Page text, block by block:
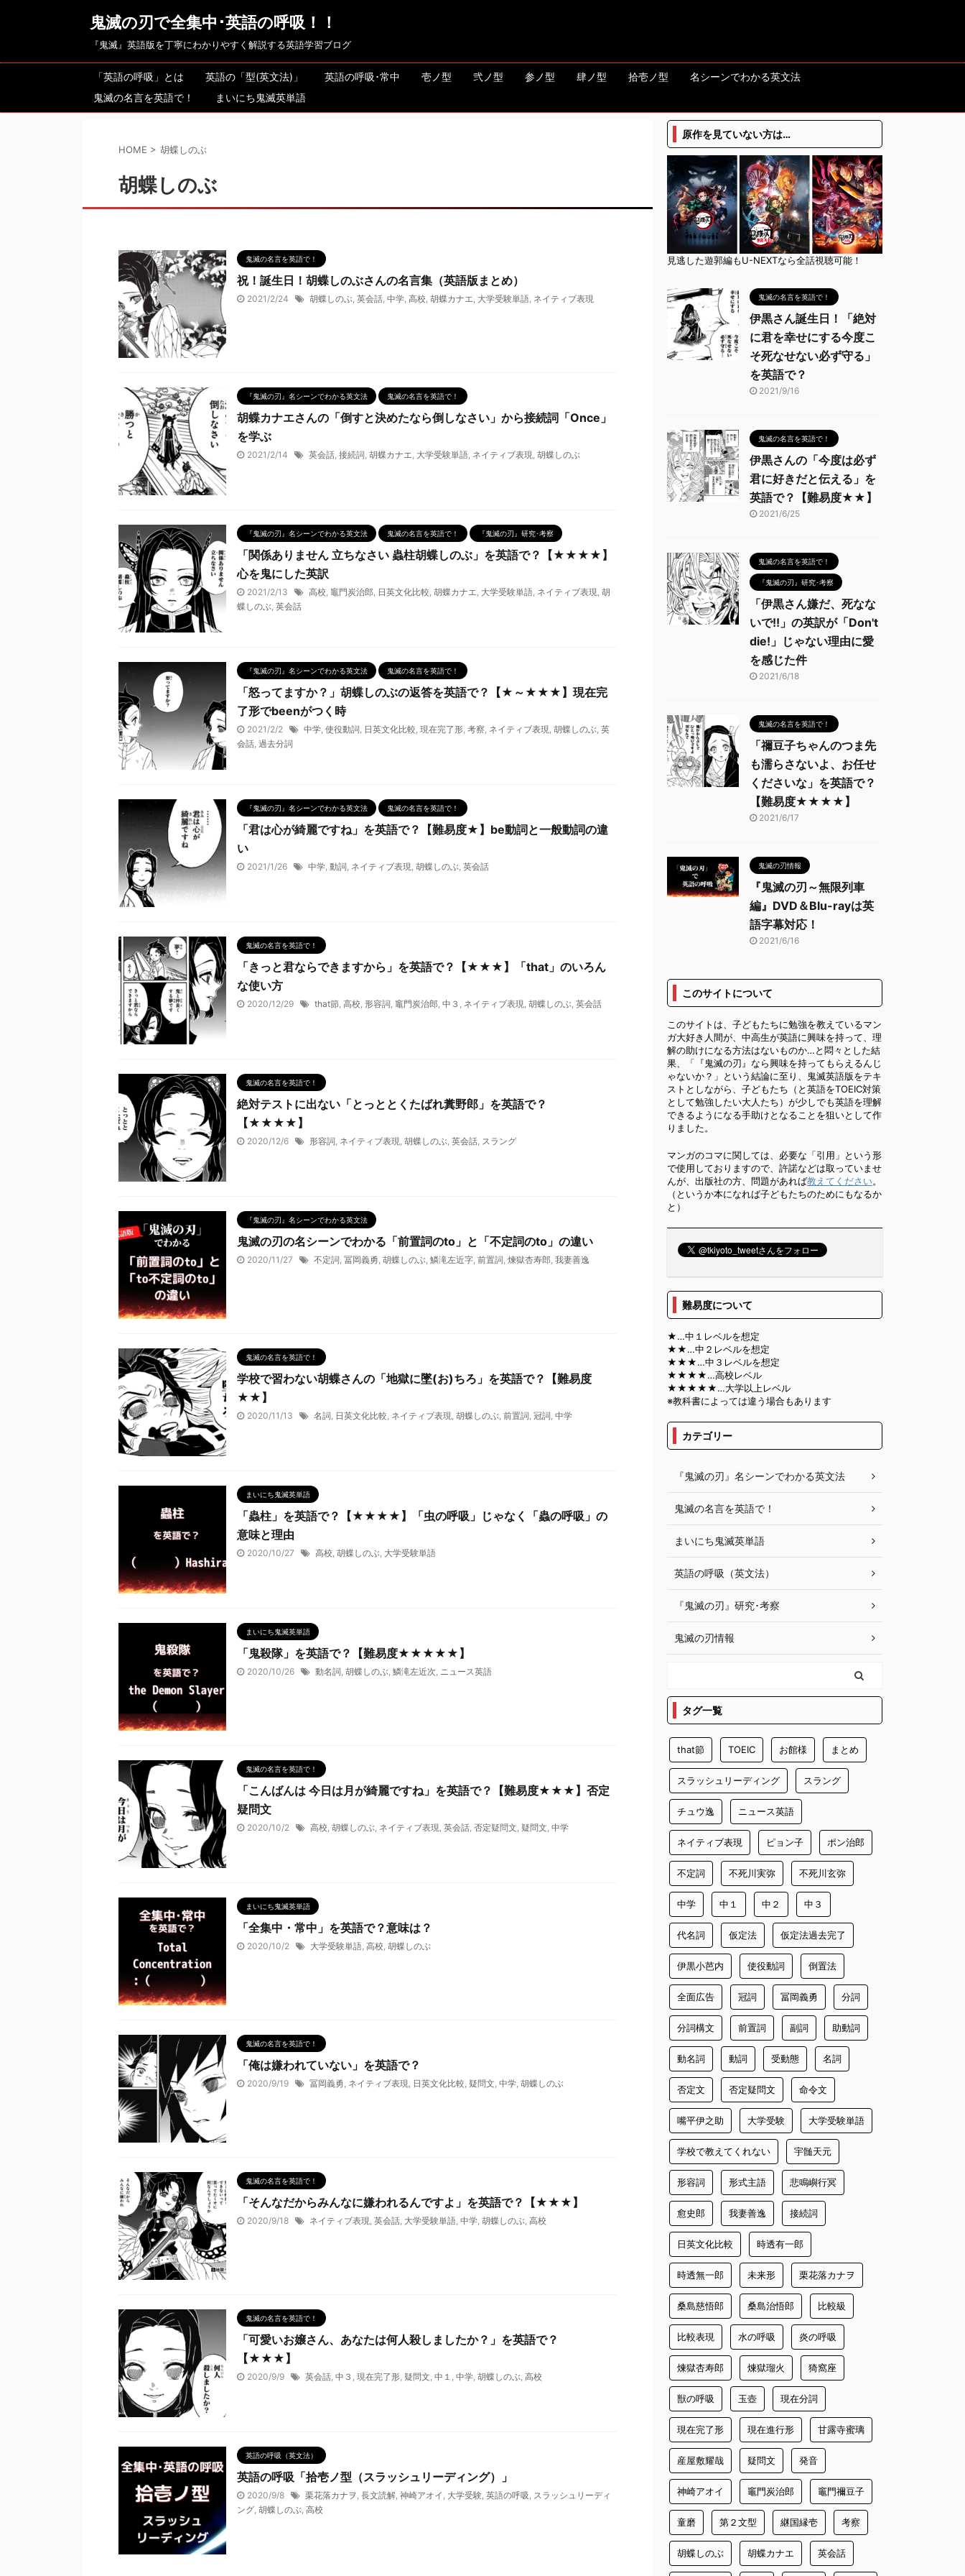
鬼滅の刃で全集中･英語の呼吸！！
『鬼滅』英語版を丁寧にわかりやすく解説する英語学習ブログ
「英語の呼吸」とは 英語の「型(英文法)」 英語の呼吸･常中 壱ノ型 弐ノ型 参ノ型 肆ノ型 拾壱ノ型
名シーンでわかる英文法
鬼滅の名言を英語で！
まいにち鬼滅英単語
HOME > 胡蝶しのぶ
胡蝶しのぶ
鬼滅の名言を英語で！
祝！誕生日！胡蝶しのぶさんの名言集（英語版まとめ）
2021/2/24 胡蝶しのぶ, 英会話, 中学, 高校, 胡蝶カナエ, 大学受験単語, ネイティブ表現
『鬼滅の刃』名シーンでわかる英文法 鬼滅の名言を英語で！
胡蝶カナエさんの「倒すと決めたなら倒しなさい」から接続詞「Once」
を学ぶ
2021/2/14 英会話, 接続詞, 胡蝶カナエ, 大学受験単語, ネイティブ表現, 胡蝶しのぶ
『鬼滅の刃』名シーンでわかる英文法 鬼滅の名言を英語で！ 『鬼滅の刃』研究･考察
「関係ありません 立ちなさい 蟲柱胡蝶しのぶ」を英語で？【★★★★】
心を鬼にした英訳
2021/2/13 高校, 竈門炭治郎, 日英文化比較, 胡蝶カナエ, 大学受験単語, ネイティブ表現, 胡
蝶しのぶ, 英会話
『鬼滅の刃』名シーンでわかる英文法 鬼滅の名言を英語で！
「怒ってますか？」胡蝶しのぶの返答を英語で？【★～★★★】現在完
了形でbeenがつく時
2021/2/2 中学, 使役動詞, 日英文化比較, 現在完了形, 考察, ネイティブ表現, 胡蝶しのぶ, 英
会話, 過去分詞
『鬼滅の刃』名シーンでわかる英文法 鬼滅の名言を英語で！
「君は心が綺麗ですね」を英語で？【難易度★】be動詞と一般動詞の違
い
2021/1/26 中学, 動詞, ネイティブ表現, 胡蝶しのぶ, 英会話
鬼滅の名言を英語で！
「きっと君ならできますから」を英語で？【★★★】「that」のいろん
な使い方
2020/12/29 that節, 高校, 形容詞, 竈門炭治郎, 中３ , ネイティブ表現, 胡蝶しのぶ, 英会話
鬼滅の名言を英語で！
絶対テストに出ない「とっととくたばれ糞野郎」を英語で？
【★★★★】
2020/12/6 形容詞, ネイティブ表現, 胡蝶しのぶ, 英会話, スラング
『鬼滅の刃』名シーンでわかる英文法
鬼滅の刃の名シーンでわかる「前置詞のto」と「不定詞のto」の違い
2020/11/27 不定詞, 冨岡義勇, 胡蝶しのぶ, 鱗滝左近字, 前置詞, 煉獄杏寿郎, 我妻善逸
鬼滅の名言を英語で！
学校で習わない胡蝶さんの「地獄に墜(お)ちろ」を英語で？【難易度
★★】
2020/11/13 名詞, 日英文化比較, ネイティブ表現, 胡蝶しのぶ, 前置詞, 冠詞, 中学
まいにち鬼滅英単語
「蟲柱」を英語で？【★★★★】「虫の呼吸」じゃなく「蟲の呼吸」の
意味と理由
2020/10/27 高校, 胡蝶しのぶ, 大学受験単語
まいにち鬼滅英単語
「鬼殺隊」を英語で？【難易度★★★★★】
2020/10/26 動名詞, 胡蝶しのぶ, 鱗滝左近次, ニュース英語
鬼滅の名言を英語で！
「こんばんは 今日は月が綺麗ですね」を英語で？【難易度★★★】否定
疑問文
2020/10/2 高校, 胡蝶しのぶ, ネイティブ表現, 英会話, 否定疑問文, 疑問文, 中学
まいにち鬼滅英単語
「全集中・常中」を英語で？意味は？
2020/10/2 大学受験単語, 高校, 胡蝶しのぶ
鬼滅の名言を英語で！
「俺は嫌われていない」を英語で？
2020/9/19 冨岡義勇, ネイティブ表現, 日英文化比較, 疑問文, 中学, 胡蝶しのぶ
鬼滅の名言を英語で！
「そんなだからみんなに嫌われるんですよ」を英語で？【★★★】
2020/9/18 ネイティブ表現, 英会話, 大学受験単語, 中学, 胡蝶しのぶ, 高校
鬼滅の名言を英語で！
「可愛いお嬢さん、あなたは何人殺しましたか？」を英語で？
【★★★】
2020/9/9 英会話, 中３ , 現在完了形, 疑問文, 中１ , 中学, 胡蝶しのぶ, 高校
英語の呼吸（英文法）
英語の呼吸「拾壱ノ型（スラッシュリーディング）」
2020/9/8 栗花落カナヲ , 長文読解, 神崎アオイ , 大学受験, 英語の呼吸, スラッシュリーディ
ング, 胡蝶しのぶ, 高校
原作を見ていない方は…
見逃した遊郭編もU-NEXTなら全話視聴可能！
鬼滅の名言を英語で！
伊黒さん誕生日！「絶対
に君を幸せにする今度こ
そ死なせない必ず守る」
を英語で？
2021/9/16
鬼滅の名言を英語で！
伊黒さんの「今度は必ず
君に好きだと伝える」を
英語で？【難易度★★】
2021/6/25
鬼滅の名言を英語で！
『鬼滅の刃』研究･考察
「伊黒さん嫌だ、死なな
いで!!」の英訳が「Don't
die!」じゃない理由に愛
を感じた件
2021/6/18
鬼滅の名言を英語で！
「禰豆子ちゃんのつま先
も濡らさないよ、お任せ
くださいな」を英語で？
【難易度★★★★】
2021/6/17
鬼滅の刃情報
『鬼滅の刃～無限列車
編』DVD＆Blu-rayは英
語字幕対応！
2021/6/16
このサイトについて
このサイトは、子どもたちに勉強を教えているマン
ガ大好き人間が、中高生が英語に興味を持って、理
解の助けになる方法はないものか…と悶々とした結
果、「『鬼滅の刃』なら興味を持ってもらえるんじ
ゃないか？」という結論に至り、鬼滅英語版をテキ
ストとしながら、子どもたち（と英語をTOEIC対策
として勉強したい大人たち）が少しでも英語を理解
できるようになる手助けとなることを狙いとして作
りました。
マンガのコマに関しては、必要な「引用」という形
で使用しておりますので、許諾などは取っていませ
んが、出版社の方、問題があれば教えてください。
（というか本になれば子どもたちのためにもなるか
と）
難易度について
★…中１レベルを想定
★★…中２レベルを想定
★★★…中３レベルを想定
★★★★…高校レベル
★★★★★…大学以上レベル
※教科書によっては違う場合もあります
カテゴリー
『鬼滅の刃』名シーンでわかる英文法
鬼滅の名言を英語で！
まいにち鬼滅英単語
英語の呼吸（英文法）
『鬼滅の刃』研究･考察
鬼滅の刃情報
タグ一覧
that節 TOEIC お館様 まとめ
スラッシュリーディング スラング
チュウ逸 ニュース英語
ネイティブ表現 ピョン子 ポン治郎
不定詞 不死川実弥 不死川玄弥
中学 中１ 中２ 中３
代名詞 仮定法 仮定法過去完了
伊黒小芭内 使役動詞 倒置法
全面広告 冠詞 冨岡義勇 分詞
分詞構文 前置詞 副詞 助動詞
動名詞 動詞 受動態 名詞
否定文 否定疑問文 命令文
嘴平伊之助 大学受験 大学受験単語
学校で教えてくれない 宇髄天元
形容詞 形式主語 悲鳴嶼行冥
愈史郎 我妻善逸 接続詞
日英文化比較 時透有一郎
時透無一郎 未来形 栗花落カナヲ
桑島慈悟郎 桑島治悟郎 比較級
比較表現 水の呼吸 炎の呼吸
煉獄杏寿郎 煉獄瑠火 猗窩座
獣の呼吸 玉壺 現在分詞
現在完了形 現在進行形 甘露寺蜜璃
産屋敷耀哉 疑問文 発音
神崎アオイ 竈門炭治郎 竈門禰豆子
童磨 第２文型 継国縁壱 考察
胡蝶しのぶ 胡蝶カナエ 英会話